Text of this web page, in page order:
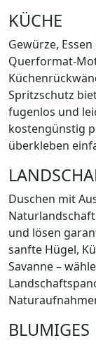
KÜCHE
Gewürze,
Querformat-
Spritzschutz
fugenlos und
kostengünstig
überkleben
Duschen mit
und lösen
sanfte Hügel,
Savanne –
BLUMIGES